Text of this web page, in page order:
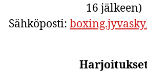
16 jälkeen)
Sähköposti: